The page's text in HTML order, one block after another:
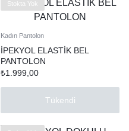
Stokta Yok
Kadın Pantolon
İPEKYOL ELASTİK BEL
PANTOLON
₺1.999,00
Tükendi